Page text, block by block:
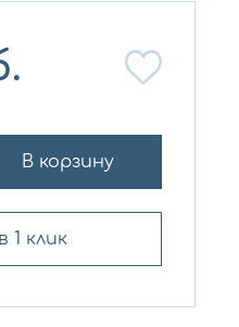
В корзину
1 клик